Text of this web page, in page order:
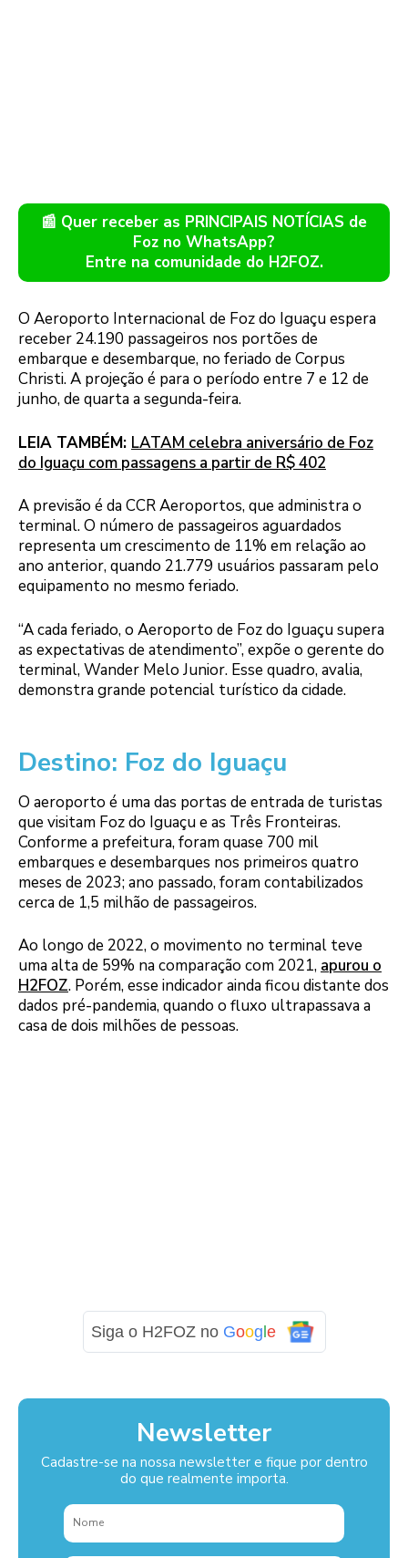
📰 Quer receber as PRINCIPAIS NOTÍCIAS de
Foz no WhatsApp?
Entre na comunidade do H2FOZ.
O Aeroporto Internacional de Foz do Iguaçu espera
receber 24.190 passageiros nos portões de
embarque e desembarque, no feriado de Corpus
Christi. A projeção é para o período entre 7 e 12 de
junho, de quarta a segunda-feira.
LEIA TAMBÉM: LATAM celebra aniversário de Foz
do Iguaçu com passagens a partir de R$ 402
A previsão é da CCR Aeroportos, que administra o
terminal. O número de passageiros aguardados
representa um crescimento de 11% em relação ao
ano anterior, quando 21.779 usuários passaram pelo
equipamento no mesmo feriado.
“A cada feriado, o Aeroporto de Foz do Iguaçu supera
as expectativas de atendimento”, expõe o gerente do
terminal, Wander Melo Junior. Esse quadro, avalia,
demonstra grande potencial turístico da cidade.
Destino: Foz do Iguaçu
O aeroporto é uma das portas de entrada de turistas
que visitam Foz do Iguaçu e as Três Fronteiras.
Conforme a prefeitura, foram quase 700 mil
embarques e desembarques nos primeiros quatro
meses de 2023; ano passado, foram contabilizados
cerca de 1,5 milhão de passageiros.
Ao longo de 2022, o movimento no terminal teve
uma alta de 59% na comparação com 2021, apurou o
H2FOZ. Porém, esse indicador ainda ficou distante dos
dados pré-pandemia, quando o fluxo ultrapassava a
casa de dois milhões de pessoas.
Siga o H2FOZ no Goog e
Newsletter
Cadastre-se na nossa newsletter e fique por dentro
do que realmente importa.